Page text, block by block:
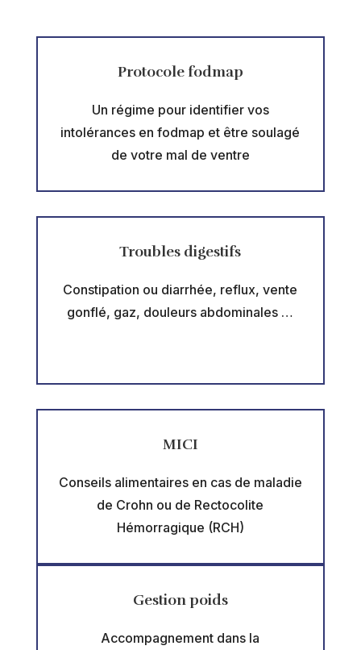
Protocole fodmap
Un régime pour identifier vos
intolérances en fodmap et être soulagé
de votre mal de ventre
Troubles digestifs
Constipation ou diarrhée, reflux, vente
gonflé, gaz, douleurs abdominales …
MICI
Conseils alimentaires en cas de maladie
de Crohn ou de Rectocolite
Hémorragique (RCH)
Gestion poids
Accompagnement dans la